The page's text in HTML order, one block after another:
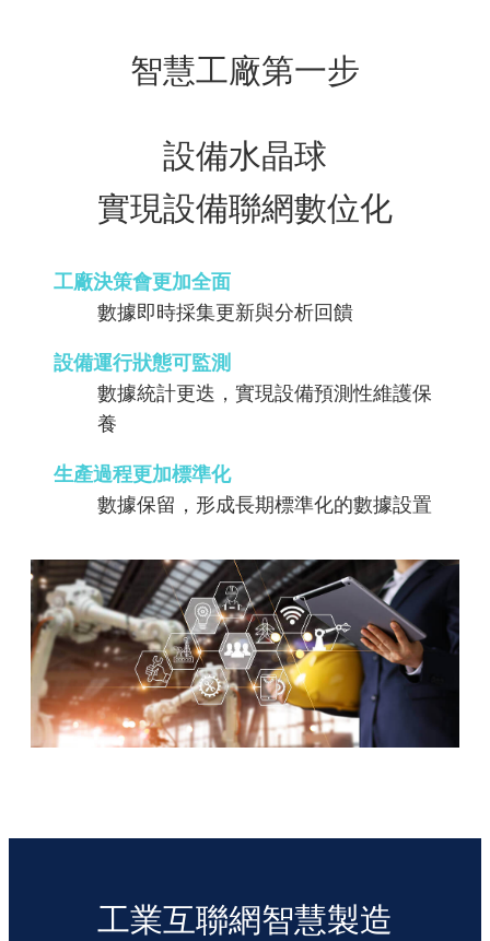
是否可即時反映機台異常？
智慧工廠第一步
設備水晶球
實現設備聯網數位化
工廠決策會更加全面
數據即時採集更新與分析回饋
設備運行狀態可監測
數據統計更迭，實現設備預測性維護保
養
生產過程更加標準化
數據保留，形成長期標準化的數據設置
工業互聯網智慧製造